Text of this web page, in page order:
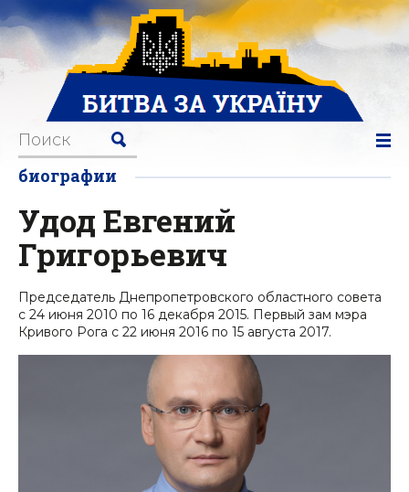
биографии
Удод Евгений
Григорьевич
Председатель Днепропетровского областного совета
с 24 июня 2010 по 16 декабря 2015. Первый зам мэра
Кривого Рога с 22 июня 2016 по 15 августа 2017.